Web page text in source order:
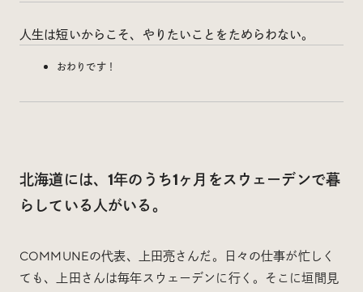
人生は短いからこそ、やりたいことをためらわない。
おわりです！
北海道には、1年のうち1ヶ月をスウェーデンで暮
らしている人がいる。
COMMUNEの代表、上田亮さんだ。日々の仕事が忙しく
ても、上田さんは毎年スウェーデンに行く。そこに垣間見